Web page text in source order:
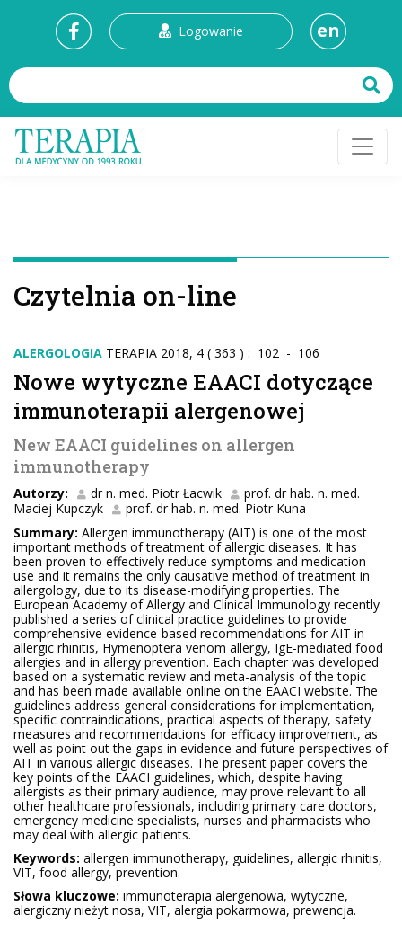
Logowanie en
Czytelnia on-line
ALERGOLOGIA TERAPIA 2018, 4 ( 363 ) : 102 - 106
Nowe wytyczne EAACI dotyczące
immunoterapii alergenowej
New EAACI guidelines on allergen
immunotherapy
Autorzy: dr n. med. Piotr Łacwik
prof. dr hab. n. med.
Maciej Kupczyk
prof. dr hab. n. med. Piotr Kuna
Summary: Allergen immunotherapy (AIT) is one of the most
important methods of treatment of allergic diseases. It has
been proven to effectively reduce symptoms and medication
use and it remains the only causative method of treatment in
allergology, due to its disease-modifying properties. The
European Academy of Allergy and Clinical Immunology recently
published a series of clinical practice guidelines to provide
comprehensive evidence-based recommendations for AIT in
allergic rhinitis, Hymenoptera venom allergy, IgE-mediated food
allergies and in allergy prevention. Each chapter was developed
based on a systematic review and meta-analysis of the topic
and has been made available online on the EAACI website. The
guidelines address general considerations for implementation,
specific contraindications, practical aspects of therapy, safety
measures and recommendations for efficacy improvement, as
well as point out the gaps in evidence and future perspectives of
AIT in various allergic diseases. The present paper covers the
key points of the EAACI guidelines, which, despite having
allergists as their primary audience, may prove relevant to all
other healthcare professionals, including primary care doctors,
emergency medicine specialists, nurses and pharmacists who
may deal with allergic patients.
Keywords: allergen immunotherapy, guidelines, allergic rhinitis,
VIT, food allergy, prevention.
Słowa kluczowe: immunoterapia alergenowa, wytyczne,
alergiczny nieżyt nosa, VIT, alergia pokarmowa, prewencja.